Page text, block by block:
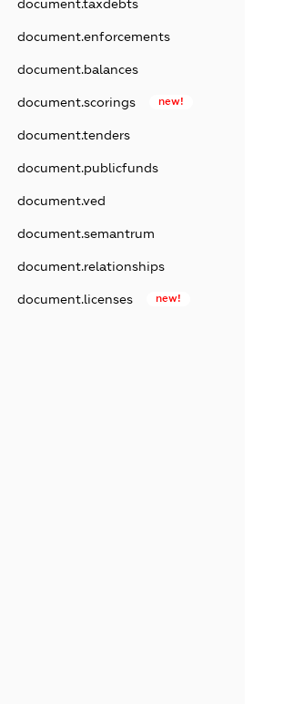
document.taxdebts
document.enforcements
document.balances
document.scorings new!
document.tenders
document.publicfunds
document.ved
document.semantrum
document.relationships
document.licenses new!